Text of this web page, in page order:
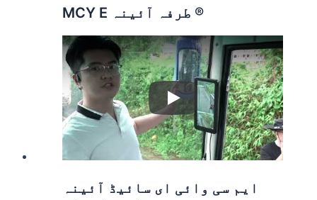
MCY E طرفہ آئینہ ®
Play
ایم سی وائی ای سائیڈ آئینہ